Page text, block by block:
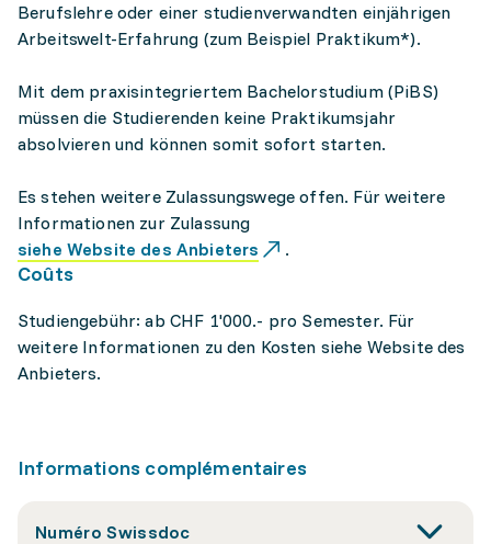
Berufslehre oder einer studienverwandten einjährigen
Arbeitswelt-Erfahrung (zum Beispiel Praktikum*).
Mit dem praxisintegriertem Bachelorstudium (PiBS)
müssen die Studierenden keine Praktikumsjahr
absolvieren und können somit sofort starten.
Es stehen weitere Zulassungswege offen. Für weitere
Informationen zur Zulassung
siehe Website des Anbieters
.
Coûts
Studiengebühr: ab CHF 1'000.- pro Semester. Für
weitere Informationen zu den Kosten siehe Website des
Anbieters.
Informations complémentaires
Numéro Swissdoc